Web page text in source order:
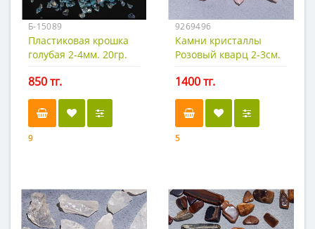
Б-15089
Пластиковая крошка
голубая 2-4мм. 20гр.
850 тг.
9
9269496
Камни кристаллы
Розовый кварц 2-3см.
1400 тг.
5